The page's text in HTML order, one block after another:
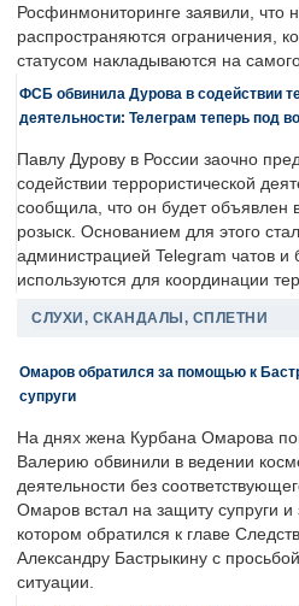
Росфинмониторинге заявили, что
распространяются ограничения,
статусом накладываются на
ФСБ обвинила Дурова в содействии
деятельности: Телеграм теперь под
Павлу Дурову в России заочно
содействии террористической
сообщила, что он будет объявлен
розыск. Основанием для этого
администрацией Telegram чатов и
используются для координации
СЛУХИ, СКАНДАЛЫ, СПЛЕТНИ
Омаров обратился за помощью к
супруги
На днях жена Курбана Омарова
Валерию обвинили в ведении
деятельности без
Омаров встал на защиту супруги и
котором обратился к главе
Александру Бастрыкину с
ситуации.